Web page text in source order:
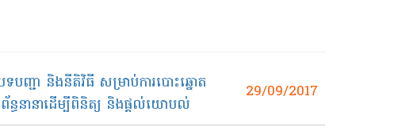
ញ្ជា​ និង​នីតិវិធី​ សម្រាប់​ការ​បោះឆ្នោត​
ធ​នានា​ដើម្បី​ពិនិត្យ​ និង​ផ្ដល់​យោបល់​
29/09/2017